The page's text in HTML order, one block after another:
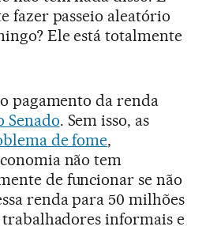
fazer passeio aleatório
Ele está totalmente
pagamento da renda
Senado. Sem isso, as
de fome,
não tem
de funcionar se não
renda para 50 milhões
trabalhadores informais e